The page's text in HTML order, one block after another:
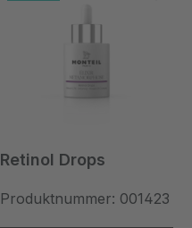
Retinol Drops
Produktnummer: 001423